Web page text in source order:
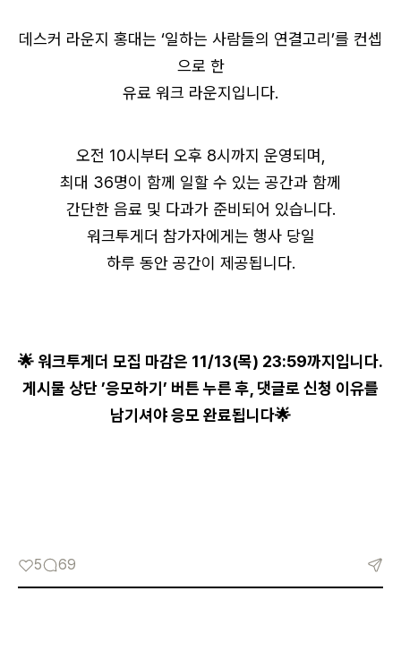
데스커 라운지 홍대는 ‘일하는 사람들의 연결고리’를 컨셉
으로 한
유료 워크 라운지입니다.
오전 10시부터 오후 8시까지 운영되며,
최대 36명이 함께 일할 수 있는 공간과 함께
간단한 음료 및 다과가 준비되어 있습니다.
워크투게더 참가자에게는 행사 당일
하루 동안 공간이 제공됩니다.
🌟 워크투게더 모집 마감은 11/13(목) 23:59까지입니다.
게시물 상단 ’응모하기’ 버튼 누른 후, 댓글로 신청 이유를
남기셔야 응모 완료됩니다🌟
5 69